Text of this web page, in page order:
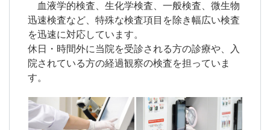
血液学的検査、生化学検査、一般検査、微生物
迅速検査など、特殊な検査項目を除き幅広い検査
を迅速に対応しています。
休日・時間外に当院を受診される方の診療や、入
院されている方の経過観察の検査を担っていま
す。